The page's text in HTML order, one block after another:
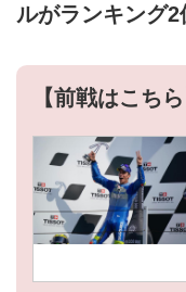
ルがランキング2
【前戦はこちら